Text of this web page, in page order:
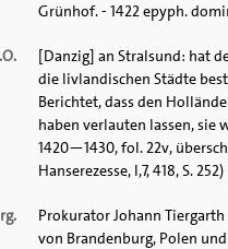
Grünhof. - 1422 epyph.
[Danzig] an Stralsund: hat
die livlandischen Städte
Berichtet, dass den
haben verlauten lassen, sie
1420—1430, fol. 22v,
Hanserezesse, I,7, 418, S. 252)
Prokurator Johann
von Brandenburg, Polen